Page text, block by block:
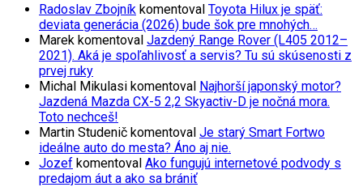
Radoslav Zbojník komentoval Toyota Hilux je späť:
deviata generácia (2026) bude šok pre mnohých…
Marek komentoval Jazdený Range Rover (L405 2012–
2021). Aká je spoľahlivosť a servis? Tu sú skúsenosti z
prvej ruky
Michal Mikulasi komentoval Najhorší japonský motor?
Jazdená Mazda CX-5 2,2 Skyactiv-D je nočná mora.
Toto nechceš!
Martin Studenič komentoval Je starý Smart Fortwo
ideálne auto do mesta? Áno aj nie.
Jozef komentoval Ako fungujú internetové podvody s
predajom áut a ako sa brániť